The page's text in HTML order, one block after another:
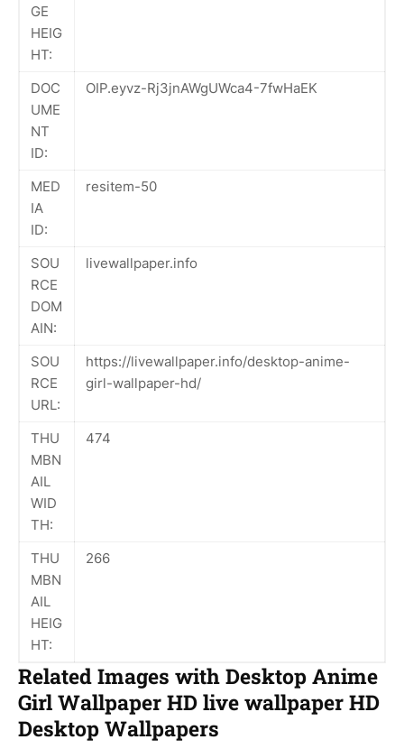
GE
HEIG
HT:
DOC
UME
NT
ID:
OIP.eyvz-Rj3jnAWgUWca4-7fwHaEK
MED
IA
ID:
resitem-50
SOU
RCE
DOM
AIN:
livewallpaper.info
SOU
RCE
URL:
https://livewallpaper.info/desktop-anime-
girl-wallpaper-hd/
THU
MBN
AIL
WID
TH:
474
THU
MBN
AIL
HEIG
HT:
266
Related Images with Desktop Anime
Girl Wallpaper HD live wallpaper HD
Desktop Wallpapers